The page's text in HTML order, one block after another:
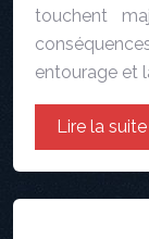
touchent
entourage et
Lire la suite